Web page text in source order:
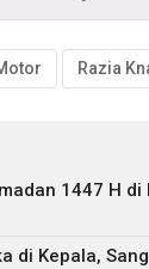
1447 H
di Kepala,